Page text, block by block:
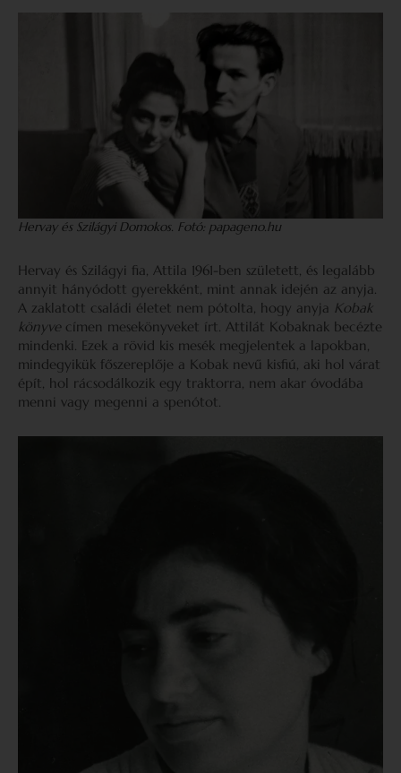
Hervay és Szilágyi Domokos. Fotó: papageno.hu
Hervay és Szilágyi fia, Attila 1961-ben született, és legalább
annyit hányódott gyerekként, mint annak idején az anyja.
A zaklatott családi életet nem pótolta, hogy anyja Kobak
könyvecímen mesekönyveket írt. Attilát Kobaknak becézte
mindenki. Ezek a rövid kis mesék megjelentek a lapokban,
mindegyikük főszereplője a Kobak nevű kisfiú, aki hol várat
épít, hol rácsodálkozik egy traktorra, nem akar óvodába
menni vagy megenni a spenótot.